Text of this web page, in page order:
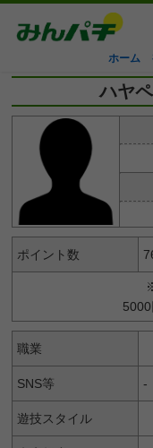
ホーム
ハヤ
ポイント数
職業
SNS等 -
遊技スタイル